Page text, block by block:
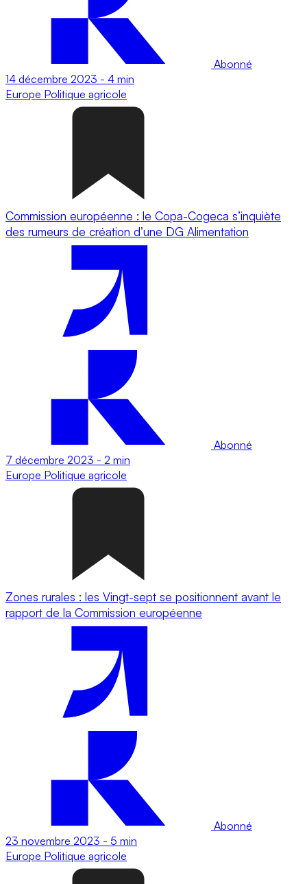
Abonné
14 décembre 2023 - 4 min
Europe Politique agricole
Commission européenne : le Copa-Cogeca s’inquiète
des rumeurs de création d’une DG Alimentation
Abonné
7 décembre 2023 - 2 min
Europe Politique agricole
Zones rurales : les Vingt-sept se positionnent avant le
rapport de la Commission européenne
Abonné
23 novembre 2023 - 5 min
Europe Politique agricole